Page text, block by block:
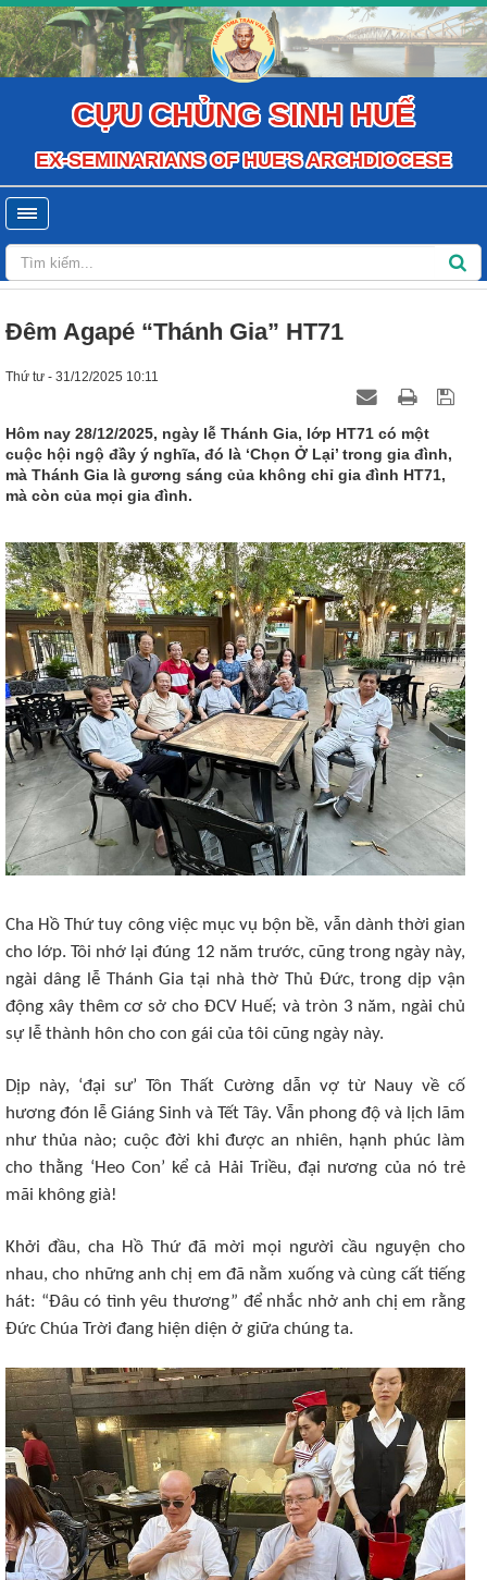
CỰU CHỦNG SINH HUẾ
EX-SEMINARIANS OF HUE'S ARCHDIOCESE
Đêm Agapé “Thánh Gia” HT71
Thứ tư - 31/12/2025 10:11
Hôm nay 28/12/2025, ngày lễ Thánh Gia, lớp HT71 có một
cuộc hội ngộ đầy ý nghĩa, đó là ‘Chọn Ở Lại’ trong gia đình,
mà Thánh Gia là gương sáng của không chỉ gia đình HT71,
mà còn của mọi gia đình.
Cha Hồ Thứ tuy công việc mục vụ bộn bề, vẫn dành thời gian
cho lớp. Tôi nhớ lại đúng 12 năm trước, cũng trong ngày này,
ngài dâng lễ Thánh Gia tại nhà thờ Thủ Đức, trong dịp vận
động xây thêm cơ sở cho ĐCV Huế; và tròn 3 năm, ngài chủ
sự lễ thành hôn cho con gái của tôi cũng ngày này.
Dịp này, ‘đại sư’ Tôn Thất Cường dẫn vợ từ Nauy về cố
hương đón lễ Giáng Sinh và Tết Tây. Vẫn phong độ và lịch lãm
như thủa nào; cuộc đời khi được an nhiên, hạnh phúc làm
cho thằng ‘Heo Con’ kể cả Hải Triều, đại nương của nó trẻ
mãi không già!
Khởi đầu, cha Hồ Thứ đã mời mọi người cầu nguyện cho
nhau, cho những anh chị em đã nằm xuống và cùng cất tiếng
hát: “Đâu có tình yêu thương” để nhắc nhở anh chị em rằng
Đức Chúa Trời đang hiện diện ở giữa chúng ta.